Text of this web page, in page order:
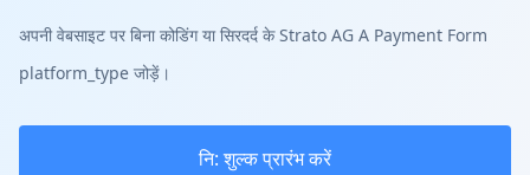
अपनी वेबसाइट पर बिना कोडिंग या सिरदर्द के Strato AG A Payment Form
platform_type जोड़ें।
नि: शुल्क प्रारंभ करें